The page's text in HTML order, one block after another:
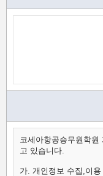
코세아항공승무원학
고 있습니다.
가. 개인정보 수집,이용